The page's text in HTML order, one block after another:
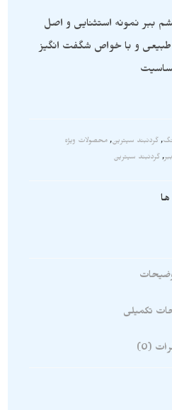
ببر نمونه استثنایی و اصل
و با خواص شگفت انگیز
, گردنبند سیترین,محصولات ویژه
, گردنبند سیترین
تکمیلی
(0)